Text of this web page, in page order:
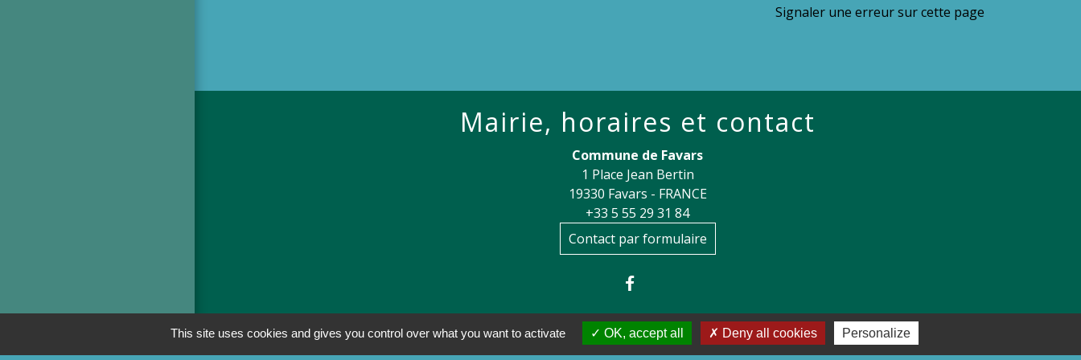
Signaler une erreur sur cette page
Mairie, horaires et contact
Commune de Favars
1 Place Jean Bertin
19330 Favars - FRANCE
+33 5 55 29 31 84
Contact par formulaire
This site uses cookies and gives you control over what you want to activate OK, accept all Deny all cookies Personalize